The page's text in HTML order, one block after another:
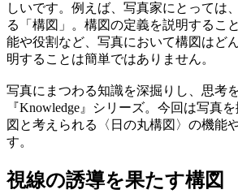
しいです。例えば、写真家にとっては
る「構図」。構図の定義を説明するこ
能や役割など、写真において構図はど
明することは簡単ではありません。
写真にまつわる知識を深掘りし、思考
『Knowledge』シリーズ。今回は写真
図と考えられる〈日の丸構図〉の機能
す。
視線の誘導を果たす構図